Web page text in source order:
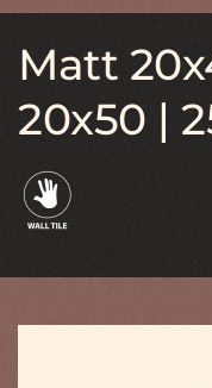
Matt
20x50 |